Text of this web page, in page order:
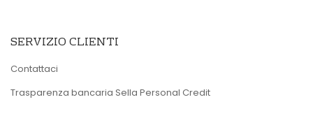
SERVIZIO CLIENTI
Contattaci
Trasparenza bancaria Sella Personal Credit